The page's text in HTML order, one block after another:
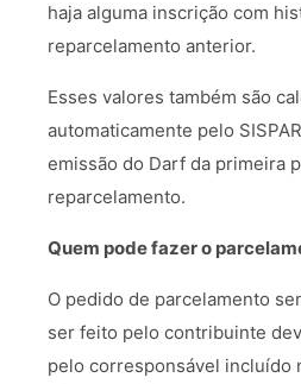
haja alguma inscrição com
reparcelamento anterior.
Esses valores também são
automaticamente pelo
emissão do Darf da primeira
reparcelamento.
Quem pode fazer o
O pedido de parcelamento
ser feito pelo contribuinte
pelo corresponsável incluído